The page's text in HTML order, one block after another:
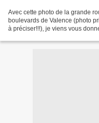
Avec cette photo de la grande
boulevards de Valence (photo
à préciser!!!), je viens vous